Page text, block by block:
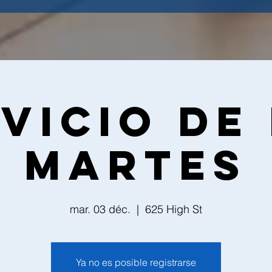
martes
mar. 03 déc.
  |
625 High St
Ya no es posible registrarse